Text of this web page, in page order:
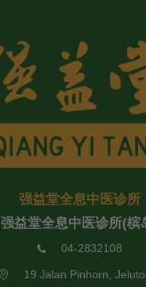
强益堂全息中医诊所
强益堂全息中医诊所(槟
04-2832108
19 Jalan Pinhorn,